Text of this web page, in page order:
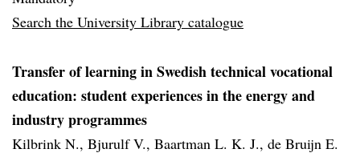
Search the University Library catalogue
Transfer of learning in Swedish technical vocational
education: student experiences in the energy and
industry programmes
Kilbrink N., Bjurulf V., Baartman L. K. J., de Bruijn E.